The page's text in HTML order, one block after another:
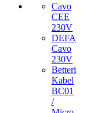
Cavo
CEE
230V
DEFA
Cavo
230V
Betteri
Kabel
BC01
/